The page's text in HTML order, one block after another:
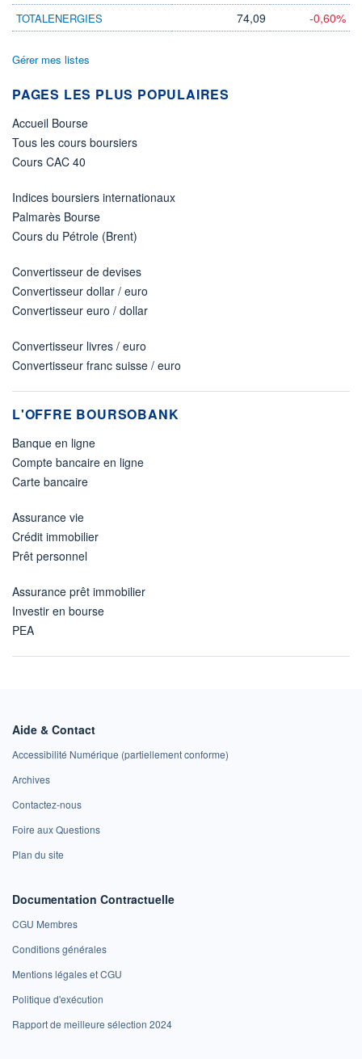
TOTALENERGIES 74,09 -0,60%
Gérer mes listes
PAGES LES PLUS POPULAIRES
Accueil Bourse
Tous les cours boursiers
Cours CAC 40
Indices boursiers internationaux
Palmarès Bourse
Cours du Pétrole (Brent)
Convertisseur de devises
Convertisseur dollar / euro
Convertisseur euro / dollar
Convertisseur livres / euro
Convertisseur franc suisse / euro
L'OFFRE BOURSOBANK
Banque en ligne
Compte bancaire en ligne
Carte bancaire
Assurance vie
Crédit immobilier
Prêt personnel
Assurance prêt immobilier
Investir en bourse
PEA
Aide & Contact
Accessibilité Numérique (partiellement conforme)
Archives
Contactez-nous
Foire aux Questions
Plan du site
Documentation Contractuelle
CGU Membres
Conditions générales
Mentions légales et CGU
Politique d'exécution
Rapport de meilleure sélection 2024